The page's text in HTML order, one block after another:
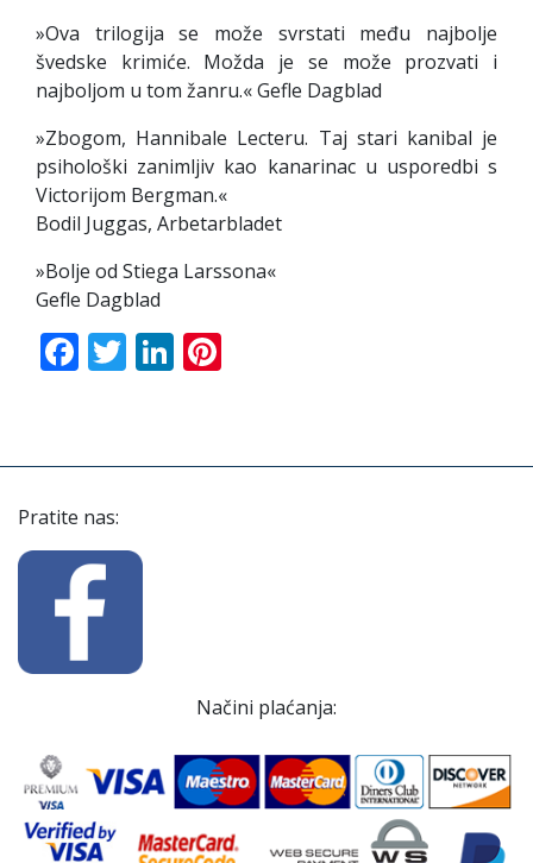
»Ova trilogija se može svrstati među najbolje
švedske krimiće. Možda je se može prozvati i
najboljom u tom žanru.« Gefle Dagblad
»Zbogom, Hannibale Lecteru. Taj stari kanibal je
psihološki zanimljiv kao kanarinac u usporedbi s
Victorijom Bergman.«
Bodil Juggas, Arbetarbladet
»Bolje od Stiega Larssona«
Gefle Dagblad
Facebook
TwitterLinkedIn
Pratite nas:
Načini plaćanja: